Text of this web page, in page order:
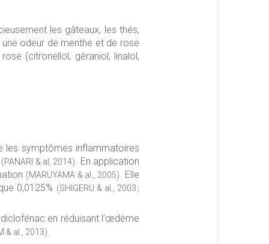
les gâteaux, les thés,
une odeur de menthe et de rose
(citronellol, géraniol, linalol,
les symptômes inflammatoires
(PANARI & al, 2014)
. En application
(MARUYAMA & al., 2005)
. Elle
0,0125% (SHIGERU & al., 2003 ;
en réduisant l’œdème
& al., 2013)